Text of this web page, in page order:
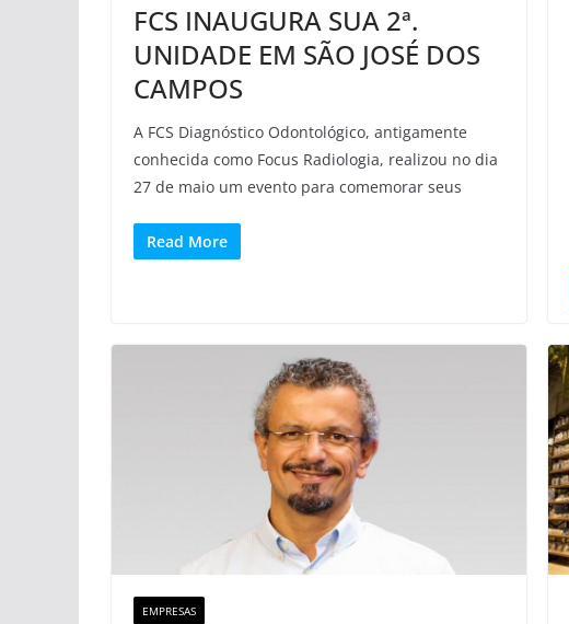
FCS INAUGURA SUA 2ª.
UNIDADE EM SÃO JOSÉ DOS
CAMPOS
A FCS Diagnóstico Odontológico, antigamente
conhecida como Focus Radiologia, realizou no dia
27 de maio um evento para comemorar seus
Read More
EMPRESAS